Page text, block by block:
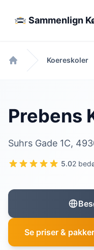
Sammenlign
Forside
Koereskoler
Prebens
Suhrs Gade 1C,
5.02
Se priser & pakker